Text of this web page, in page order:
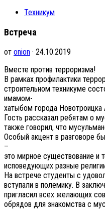
Техникум
Встреча
от onion · 24.10.2019
Вместе против терроризма!
В рамках профилактики
строительном техникуме
имамом-
хатыбом города
Гость рассказал ребятам о
также говорил, что
Особый акцент в разговоре
–
это мирное существование и
исповедующих разные
На встрече студенты с
вступали в полемику. В
пригласил всех желающих
обрядов для знакомства с